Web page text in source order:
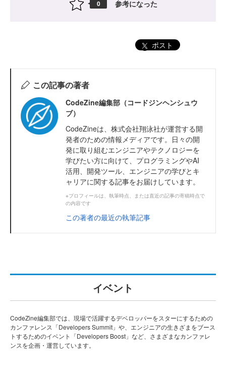
0 参考になった
ポスト
この記事の著者
CodeZine編集部（コードジンヘンシュウ
ブ）
CodeZineは、株式会社翔泳社が運営する開
発者のための情報メディアです。日々の開
発に取り組むエンジニアやテクノロジーを
学びたい方に向けて、プログラミングやAI
活用、開発ツール、エンジニアの学びとキ
ャリアに関する記事をお届けしています。
※プロフィールは、執筆時点、または直近の記事の寄稿時点で
の内容です
この著者の最近の執筆記事
イベント
CodeZine編集部では、現場で活躍するデベロッパーをスターにするための
カンファレンス「Developers Summit」や、エンジニアの生きざまをブース
トするためのイベント「Developers Boost」など、さまざまなカンファレ
ンスを企画・運営しています。